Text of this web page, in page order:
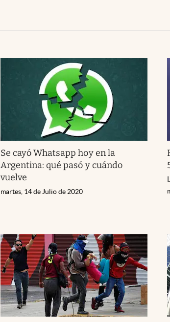
Se cayó Whatsapp hoy en la
Argentina: qué pasó y cuándo
vuelve
martes, 14 de Julio de 2020